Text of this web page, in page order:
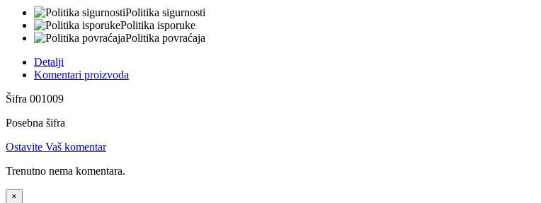
Politika sigurnosti
Politika isporuke
Politika povraćaja
Detalji
Komentari proizvoda
Šifra 001009
Posebna šifra
Ostavite Vaš komentar
Trenutno nema komentara.
×